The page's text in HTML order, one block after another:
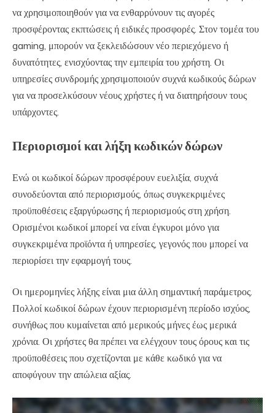
να χρησιμοποιηθούν για να ενθαρρύνουν τις αγορές
προσφέροντας εκπτώσεις ή ειδικές προσφορές. Στον τομέα του
gaming, μπορούν να ξεκλειδώσουν νέο περιεχόμενο ή
δυνατότητες, ενισχύοντας την εμπειρία του χρήστη. Οι
υπηρεσίες συνδρομής χρησιμοποιούν συχνά κωδικούς δώρων
για να προσελκύσουν νέους χρήστες ή να διατηρήσουν τους
υπάρχοντες.
Περιορισμοί και λήξη κωδικών δώρων
Ενώ οι κωδικοί δώρων προσφέρουν ευελιξία, συχνά
συνοδεύονται από περιορισμούς, όπως συγκεκριμένες
προϋποθέσεις εξαργύρωσης ή περιορισμούς στη χρήση.
Ορισμένοι κωδικοί μπορεί να είναι έγκυροι μόνο για
συγκεκριμένα προϊόντα ή υπηρεσίες, γεγονός που μπορεί να
περιορίσει την εφαρμογή τους.
Οι ημερομηνίες λήξης είναι μια άλλη σημαντική παράμετρος.
Πολλοί κωδικοί δώρων έχουν περιορισμένη περίοδο ισχύος,
συνήθως που κυμαίνεται από μερικούς μήνες έως μερικά
χρόνια. Οι χρήστες θα πρέπει να ελέγχουν τους όρους και τις
προϋποθέσεις που σχετίζονται με κάθε κωδικό για να
αποφύγουν την απώλεια αξίας.